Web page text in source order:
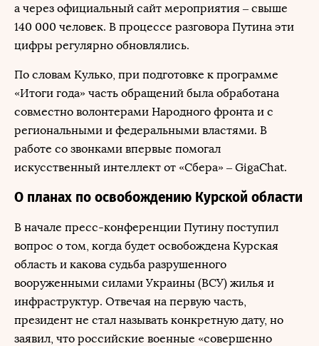
а через официальный сайт мероприятия – свыше
140 000 человек. В процессе разговора Путина эти
цифры регулярно обновлялись.
По словам Кулько, при подготовке к программе
«Итоги года» часть обращений была обработана
совместно волонтерами Народного фронта и с
региональными и федеральными властями. В
работе со звонками впервые помогал
искусственный интеллект от «Сбера» – GigaChat.
О планах по освобождению Курской области
В начале пресс-конференции Путину поступил
вопрос о том, когда будет освобождена Курская
область и какова судьба разрушенного
вооруженными силами Украины (ВСУ) жилья и
инфраструктур. Отвечая на первую часть,
президент не стал называть конкретную дату, но
заявил, что российские военные «совершенно